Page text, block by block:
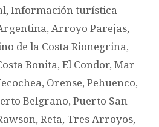
,Información turística
, Arroyo Parejas,
de la Costa Rionegrina,
Bonita, El Condor, Mar
, Orense, Pehuenco,
Belgrano, Puerto San
, Reta, Tres Arroyos,